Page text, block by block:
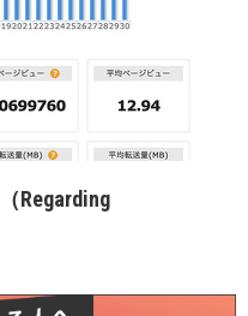
Regarding